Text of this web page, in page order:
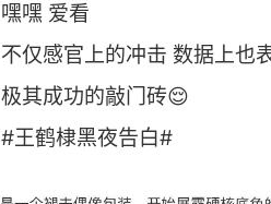
嘿嘿 爱看
不仅感官上的冲击 数据上也
极其成功的敲门砖😌
#王鹤棣黑夜告白# ​